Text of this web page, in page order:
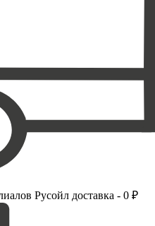
Русойл доставка - 0 ₽